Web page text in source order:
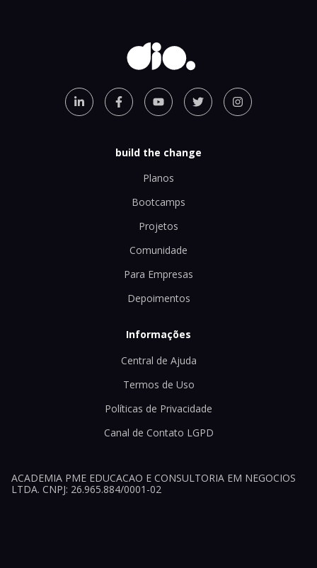
build the change
Planos
Bootcamps
Projetos
Comunidade
Para Empresas
Depoimentos
Informações
Central de Ajuda
Termos de Uso
Políticas de Privacidade
Canal de Contato LGPD
ACADEMIA PME EDUCACAO E CONSULTORIA EM NEGOCIOS
LTDA. CNPJ: 26.965.884/0001-02